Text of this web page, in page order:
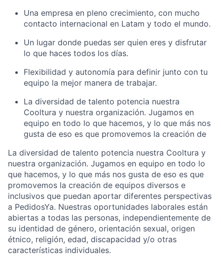
Una empresa en pleno crecimiento, con mucho
contacto internacional en Latam y todo el mundo.
Un lugar donde puedas ser quien eres y disfrutar
lo que haces todos los días.
Flexibilidad y autonomía para definir junto con tu
equipo la mejor manera de trabajar.
La diversidad de talento potencia nuestra
Cooltura y nuestra organización. Jugamos en
equipo en todo lo que hacemos, y lo que más nos
gusta de eso es que promovemos la creación de
La diversidad de talento potencia nuestra Cooltura y
nuestra organización. Jugamos en equipo en todo lo
que hacemos, y lo que más nos gusta de eso es que
promovemos la creación de equipos diversos e
inclusivos que puedan aportar diferentes perspectivas
a PedidosYa. Nuestras oportunidades laborales están
abiertas a todas las personas, independientemente de
su identidad de género, orientación sexual, origen
étnico, religión, edad, discapacidad y/o otras
características individuales.